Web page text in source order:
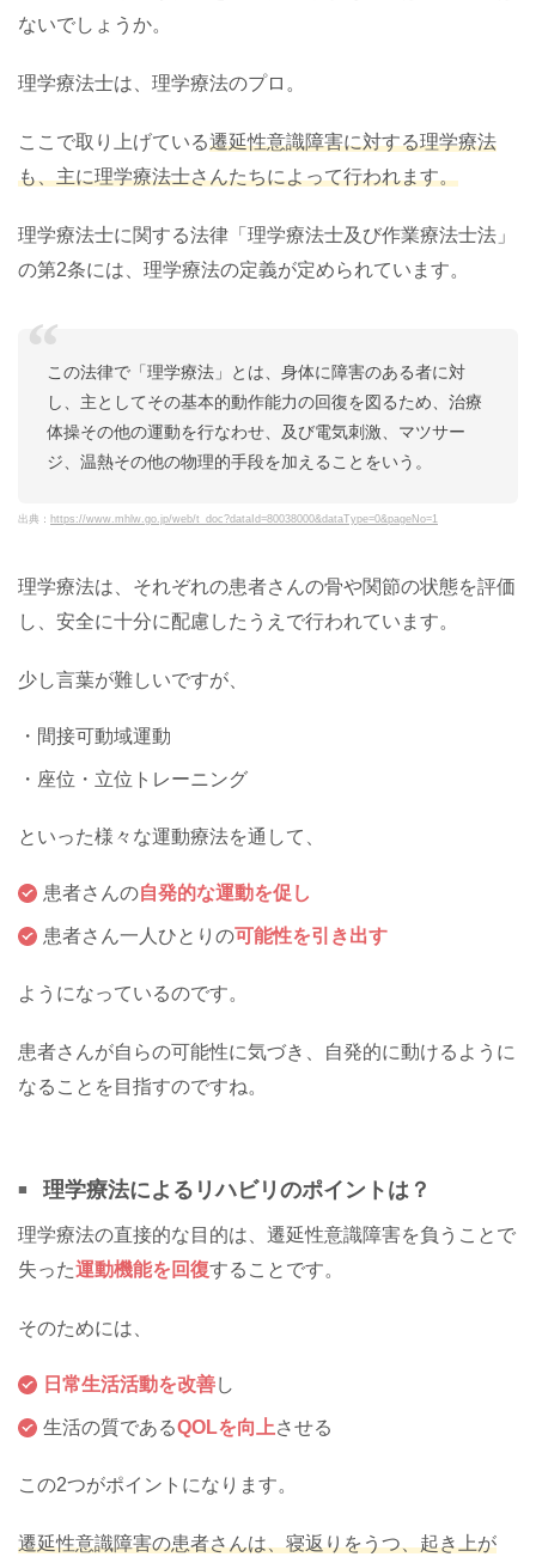
ないでしょうか。
理学療法士は、理学療法のプロ。
ここで取り上げている遷延性意識障害に対する理学療法
も、主に理学療法士さんたちによって行われます。
理学療法士に関する法律「理学療法士及び作業療法士法」
の第2条には、理学療法の定義が定められています。
この法律で「理学療法」とは、身体に障害のある者に対
し、主としてその基本的動作能力の回復を図るため、治療
体操その他の運動を行なわせ、及び電気刺激、マツサー
ジ、温熱その他の物理的手段を加えることをいう。
出典： https://www.mhlw.go.jp/web/t_doc?dataId=80038000&dataType=0&pageNo=1
理学療法は、それぞれの患者さんの骨や関節の状態を評価
し、安全に十分に配慮したうえで行われています。
少し言葉が難しいですが、
・間接可動域運動
・座位・立位トレーニング
といった様々な運動療法を通して、
患者さんの自発的な運動を促し
患者さん一人ひとりの可能性を引き出す
ようになっているのです。
患者さんが自らの可能性に気づき、自発的に動けるように
なることを目指すのですね。
理学療法によるリハビリのポイントは？
理学療法の直接的な目的は、遷延性意識障害を負うことで
失った運動機能を回復することです。
そのためには、
日常生活活動を改善し
生活の質であるQOLを向上させる
この2つがポイントになります。
遷延性意識障害の患者さんは、寝返りをうつ、起き上が